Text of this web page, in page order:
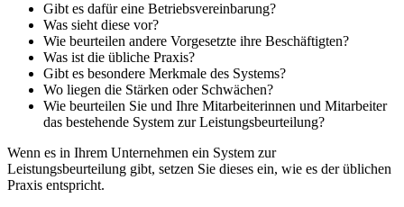
Gibt es dafür eine Betriebsvereinbarung?
Was sieht diese vor?
Wie beurteilen andere Vorgesetzte ihre Beschäftigten?
Was ist die übliche Praxis?
Gibt es besondere Merkmale des Systems?
Wo liegen die Stärken oder Schwächen?
Wie beurteilen Sie und Ihre Mitarbeiterinnen und Mitarbeiter
das bestehende System zur Leistungsbeurteilung?
Wenn es in Ihrem Unternehmen ein System zur
Leistungsbeurteilung gibt, setzen Sie dieses ein, wie es der üblichen
Praxis entspricht.